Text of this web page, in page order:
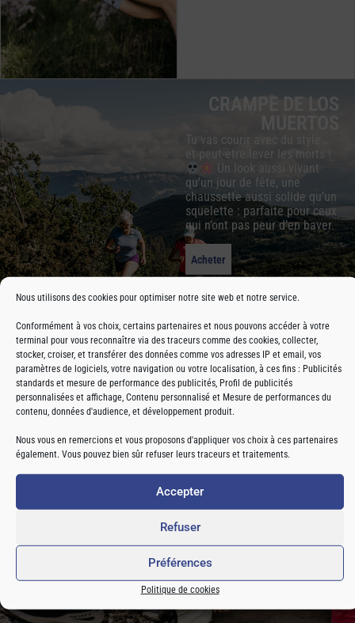
Nous utilisons des cookies pour optimiser notre site web et notre service.
Conformément à vos choix, certains partenaires et nous pouvons accéder à votre
terminal pour vous reconnaître via des traceurs comme des cookies, collecter,
stocker, croiser, et transférer des données comme vos adresses IP et email, vos
paramètres de logiciels, votre navigation ou votre localisation, à ces fins : Publicités
standards et mesure de performance des publicités, Profil de publicités
personnalisées et affichage, Contenu personnalisé et Mesure de performances du
contenu, données d'audience, et développement produit.
Nous vous en remercions et vous proposons d'appliquer vos choix à ces partenaires
également. Vous pouvez bien sûr refuser leurs traceurs et traitements.
Accepter
Refuser
Préférences
Politique de cookies
CRAMPE DE LOS
Tu vas courir avec du style…
et peut-être lever les morts !
Un look aussi vivant
qu’un jour de fête, une
chaussette aussi solide qu’un
squelette : parfaite pour ceux
qui n’ont pas peur d’en baver.
Acheter
CYCLISME / TRAIL-
RUNNING
MARTINE
BANDEAUX SPORT
SIMONE LE
CYCLONE